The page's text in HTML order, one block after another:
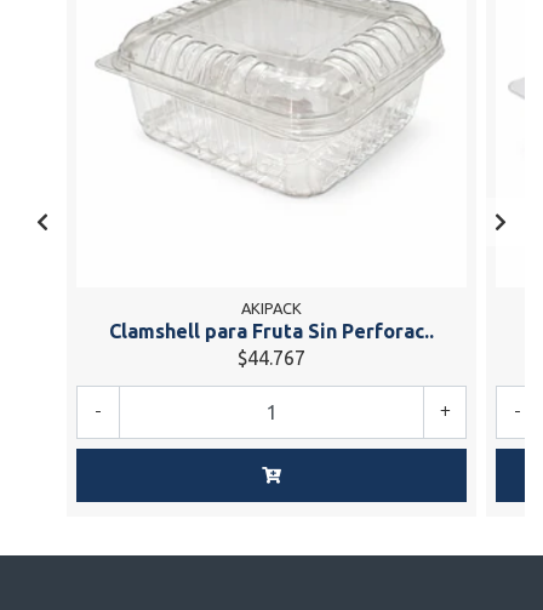
AKIPACK
Clamshell para Fruta Sin Perforac..
$44.767
+
- -